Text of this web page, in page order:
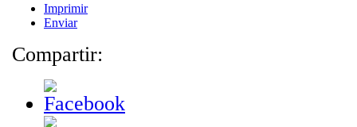
Imprimir
Enviar
Compartir: